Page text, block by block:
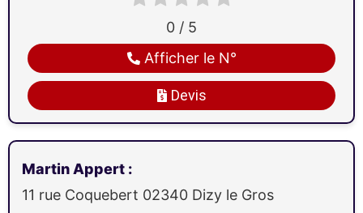
Devis
Afficher le N°
0 / 5
Martin Appert :
11 rue Coquebert 02340 Dizy le Gros